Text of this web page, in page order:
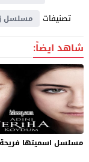
تصنيفات مسلسل
شاهد ايضاً:
مسلسل اسميتها فريحة